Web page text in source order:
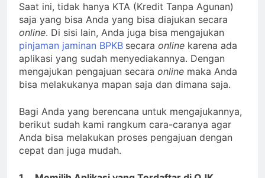
Saat ini, tidak hanya KTA (Kredit Tanpa Agunan)
saja yang bisa Anda yang bisa diajukan secara
online. Di sisi lain, Anda juga bisa mengajukan
pinjaman jaminan BPKB secara online karena ada
aplikasi yang sudah menyediakannya. Dengan
mengajukan pengajuan secara online maka Anda
bisa melakukanya mapan saja dan dimana saja.
Bagi Anda yang berencana untuk mengajukannya,
berikut sudah kami rangkum cara-caranya agar
Anda bisa melakukan proses pengajuan dengan
cepat dan juga mudah.